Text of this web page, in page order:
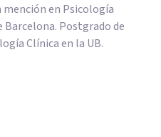
mención en Psicología
Barcelona. Postgrado de
Clínica en la UB.